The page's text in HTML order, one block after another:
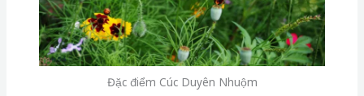
Đặc điểm Cúc Duyên Nhuộm